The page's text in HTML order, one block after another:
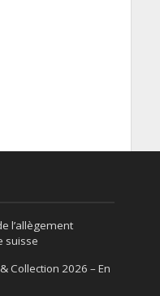
l’allègement
suisse
Collection 2026 – En